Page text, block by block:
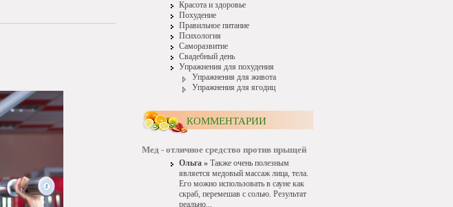
Красота и здоровье
Похудение
Правильное питание
Психология
Саморазвитие
Свадебный день
Упражнения для похудения
Упражнения для живота
Упражнения для ягодиц
КОММЕНТАРИИ
Мед - отличное средство против прыщей
Ольга » Также очень полезным
является медовый массаж лица, тела.
Его можно использовать в сауне как
скраб, перемешав с солью. Результат
реально...